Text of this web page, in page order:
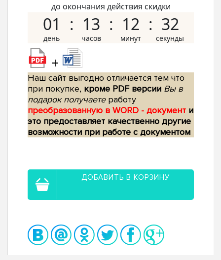
до окончания действия скидки
01 13 12 31
+
Наш сайт выгодно отличается тем что
при покупке, кроме PDF версии Вы в
подарок получаетеработу
преобразованную в WORD - документ и
это предоставляет качественно другие
возможности при работе с документом
ДОБАВИТЬ В КОРЗИНУ